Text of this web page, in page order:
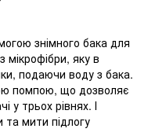
знімного бака для
мікрофібри, яку в
подаючи воду з бака.
помпою, що дозволяє
у трьох рівнях. І
мити підлогу